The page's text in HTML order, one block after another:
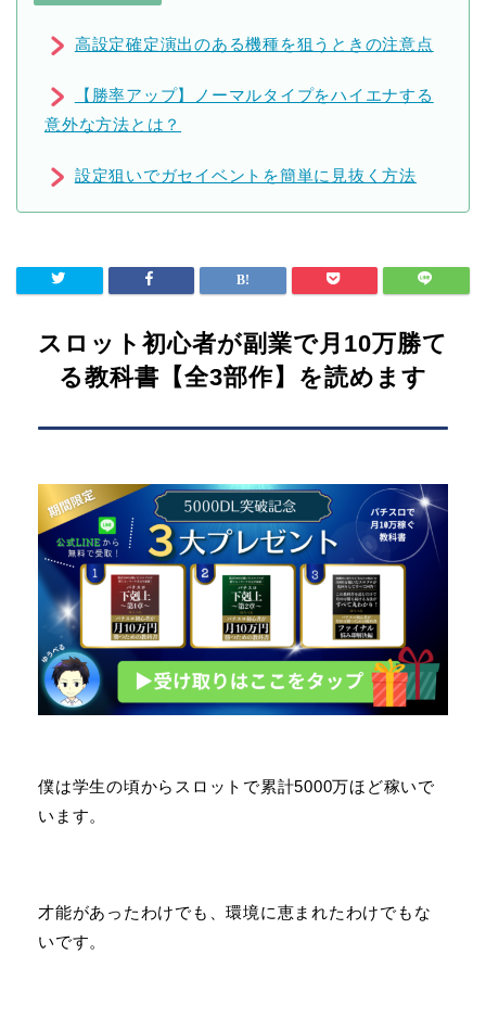
高設定確定演出のある機種を狙うときの注意点
【勝率アップ】ノーマルタイプをハイエナする
意外な方法とは？
設定狙いでガセイベントを簡単に見抜く方法
スロット初心者が副業で月10万勝て
る教科書【全3部作】を読めます
僕は学生の頃からスロットで累計5000万ほど稼いで
います。
才能があったわけでも、環境に恵まれたわけでもな
いです。